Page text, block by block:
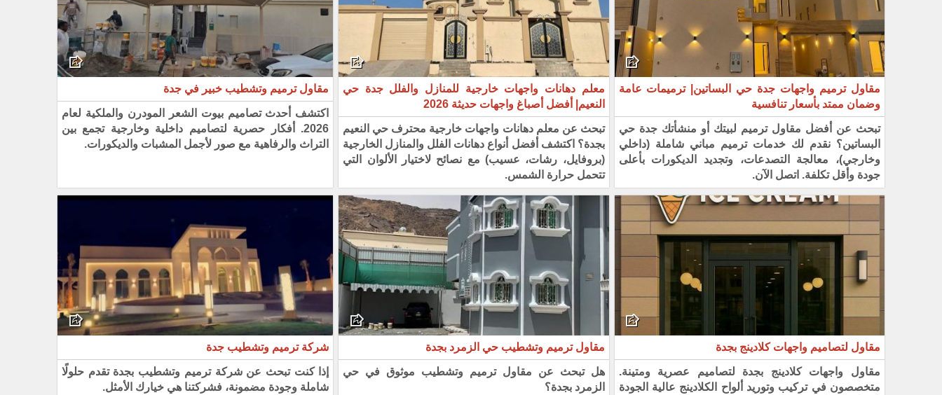
مقاول ترميم واجهات جدة حي البساتين| ترميمات عامة
وضمان ممتد بأسعار تنافسية
تبحث عن أفضل مقاول ترميم لبيتك أو منشأتك جدة حي
البساتين؟ نقدم لك خدمات ترميم مباني شاملة (داخلي
وخارجي)، معالجة التصدعات، وتجديد الديكورات بأعلى
جودة وأقل تكلفة. اتصل الآن.
معلم دهانات واجهات خارجية للمنازل والفلل جدة حي
النعيم| أفضل أصباغ واجهات حديثة 2026
تبحث عن معلم دهانات واجهات خارجية محترف حي النعيم
بجدة؟ اكتشف أفضل أنواع دهانات الفلل والمنازل الخارجية
(بروفايل، رشات، عسيب) مع نصائح لاختيار الألوان التي
تتحمل حرارة الشمس.
مقاول ترميم وتشطيب خبير في جدة
اكتشف أحدث تصاميم بيوت الشعر المودرن والملكية لعام
2026. أفكار حصرية لتصاميم داخلية وخارجية تجمع بين
التراث والرفاهية مع صور لأجمل المشبات والديكورات.
مقاول لتصاميم واجهات كلادينج بجدة
مقاول واجهات كلادينج بجدة لتصاميم عصرية ومتينة.
متخصصون في تركيب وتوريد ألواح الكلادينج عالية الجودة
مقاول ترميم وتشطيب حي الزمرد بجدة
هل تبحث عن مقاول ترميم وتشطيب موثوق في حي
الزمرد بجدة؟
شركة ترميم وتشطيب جدة
إذا كنت تبحث عن شركة ترميم وتشطيب بجدة تقدم حلولًا
شاملة وجودة مضمونة، فشركتنا هي خيارك الأمثل.